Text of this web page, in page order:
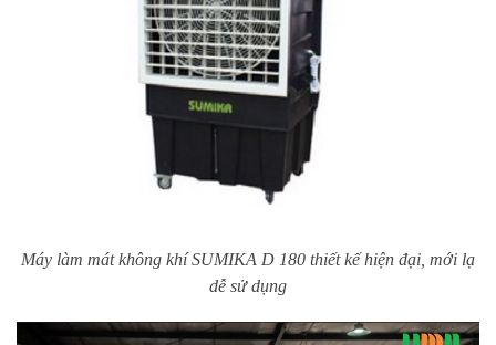
Máy làm mát không khí SUMIKA D 180 thiết kế hiện đại, mới lạ
dễ sử dụng